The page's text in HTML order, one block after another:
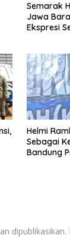
Semarak
Jawa
Ekspresi
Helmi
Sebagai
Bandung
dipublikasikan.